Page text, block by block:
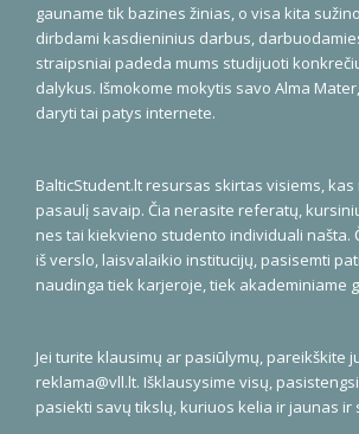
gauname tik bazines žinias, o visa kita
dirbdami kasdieninius darbus,
straipsniai padeda mums studijuoti
dalykus. Išmokome mokytis savo Alma
daryti tai patys internete.
BalticStudent.lt resursas skirtas visiems,
pasaulį savaip. Čia nerasite referatų,
nes tai kiekvieno studento individuali našta.
iš verslo, laisvalaikio institucijų, pasisemti
naudinga tiek karjeroje, tiek akademiniame
Jei turite klausimų ar pasiūlymų, pareikškite
reklama@vll.lt. Išklausysime visų,
pasiekti savų tikslų, kuriuos kelia ir jaunas ir